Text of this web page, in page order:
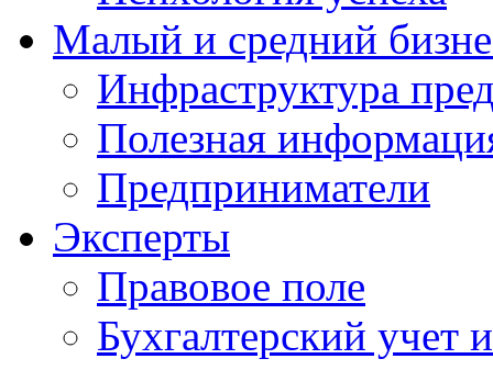
Малый и средний
Инфраструктура
Полезная
Предприниматели
Эксперты
Правовое поле
Бухгалтерский учет